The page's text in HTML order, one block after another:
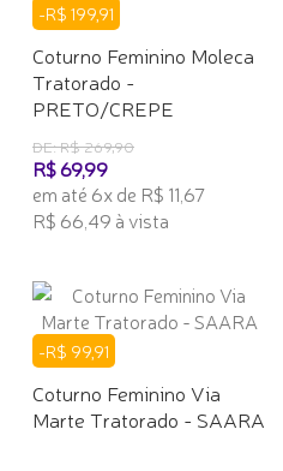
-R$ 199,91
Coturno Feminino Moleca
Tratorado -
PRETO/CREPE
DE: R$ 269,90
R$ 69,99
em até 6x de R$ 11,67
R$ 66,49 à vista
-R$ 99,91
Coturno Feminino Via
Marte Tratorado - SAARA